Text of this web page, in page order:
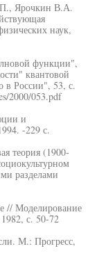
Ярочкин В.А.
наук,
функции",
квантовой
в России", 53, с.
2000/053.pdf
и
-229 с.
теория (1900-
разделами
// Моделирование
с. 50-72
М.: Прогресс,